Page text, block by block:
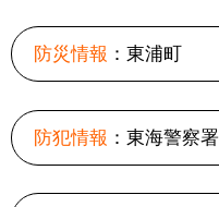
防災情報 ：東浦町
防犯情報 ：東海警察署